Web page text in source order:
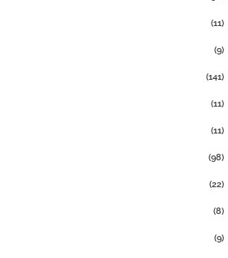
(11)
(9)
(141)
(11)
(11)
(98)
(22)
(8)
(9)